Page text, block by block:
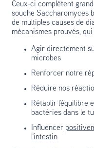
Ceux-ci complètent
souche Saccharomyces
de multiples causes de
mécanismes prouvés,
Agir directement
microbes
Renforcer notre
Réduire nos
Rétablir l'équilibre
bactéries dans le
Influencer
l'intestin